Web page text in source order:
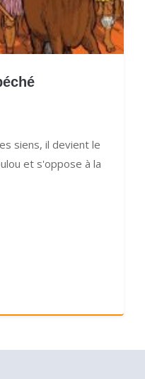
siens, il devient le
et s'oppose à la